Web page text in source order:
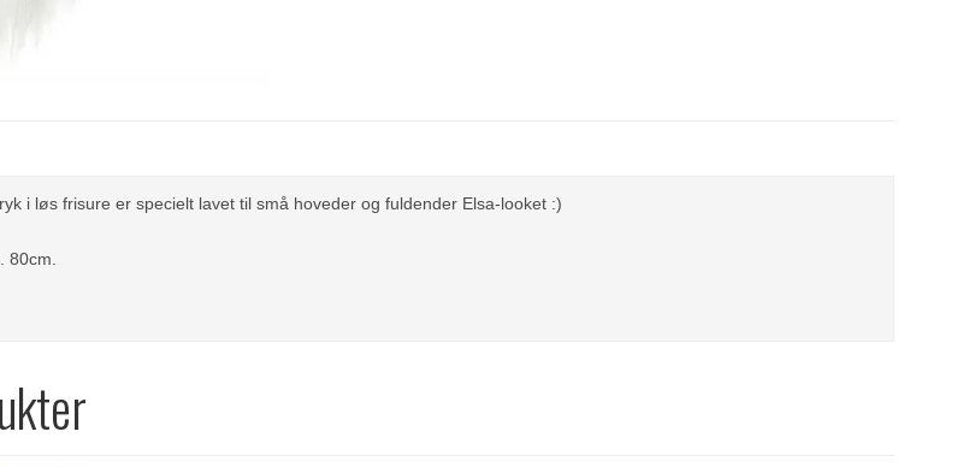
i løs frisure er specielt lavet til små hoveder og fuldender Elsa-looket :)
80cm.